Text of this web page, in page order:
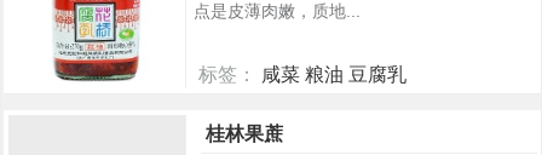
点是皮薄肉嫩，质地...
标签： 咸菜 粮油 豆腐乳
桂林果蔗